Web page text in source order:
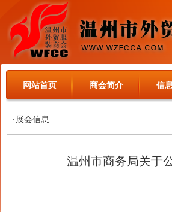
网站首页 商会简介 信
展会信息
温州市商务局关于